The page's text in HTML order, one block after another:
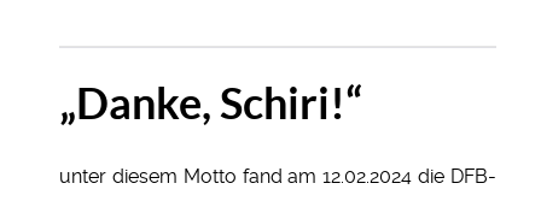
„Danke, Schiri!“
unter diesem Motto fand am 12.02.2024 die DFB-